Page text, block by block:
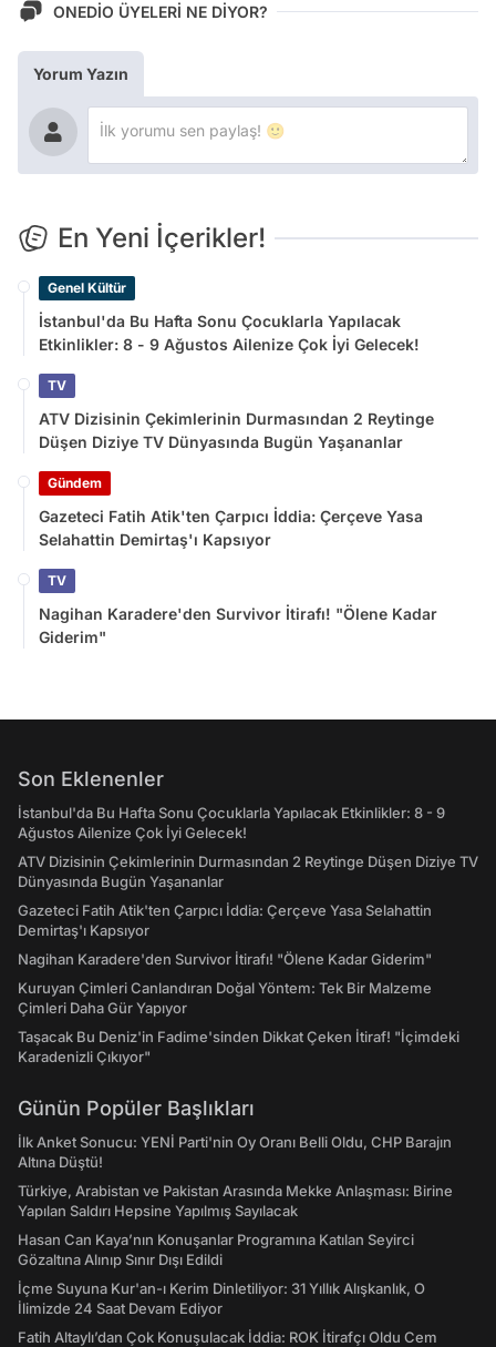
ONEDİO ÜYELERİ NE DİYOR?
Yorum Yazın
En Yeni İçerikler!
Genel Kültür
İstanbul'da Bu Hafta Sonu Çocuklarla Yapılacak
Etkinlikler: 8 - 9 Ağustos Ailenize Çok İyi Gelecek!
TV
ATV Dizisinin Çekimlerinin Durmasından 2 Reytinge
Düşen Diziye TV Dünyasında Bugün Yaşananlar
Gündem
Gazeteci Fatih Atik'ten Çarpıcı İddia: Çerçeve Yasa
Selahattin Demirtaş'ı Kapsıyor
TV
Nagihan Karadere'den Survivor İtirafı! "Ölene Kadar
Giderim"
Son Eklenenler
İstanbul'da Bu Hafta Sonu Çocuklarla Yapılacak Etkinlikler: 8 - 9
Ağustos Ailenize Çok İyi Gelecek!
ATV Dizisinin Çekimlerinin Durmasından 2 Reytinge Düşen Diziye TV
Dünyasında Bugün Yaşananlar
Gazeteci Fatih Atik'ten Çarpıcı İddia: Çerçeve Yasa Selahattin
Demirtaş'ı Kapsıyor
Nagihan Karadere'den Survivor İtirafı! "Ölene Kadar Giderim"
Kuruyan Çimleri Canlandıran Doğal Yöntem: Tek Bir Malzeme
Çimleri Daha Gür Yapıyor
Taşacak Bu Deniz'in Fadime'sinden Dikkat Çeken İtiraf! "İçimdeki
Karadenizli Çıkıyor"
Günün Popüler Başlıkları
İlk Anket Sonucu: YENİ Parti'nin Oy Oranı Belli Oldu, CHP Barajın
Altına Düştü!
Türkiye, Arabistan ve Pakistan Arasında Mekke Anlaşması: Birine
Yapılan Saldırı Hepsine Yapılmış Sayılacak
Hasan Can Kaya’nın Konuşanlar Programına Katılan Seyirci
Gözaltına Alınıp Sınır Dışı Edildi
İçme Suyuna Kur'an-ı Kerim Dinletiliyor: 31 Yıllık Alışkanlık, O
İlimizde 24 Saat Devam Ediyor
Fatih Altaylı’dan Çok Konuşulacak İddia: ROK İtirafçı Oldu Cem